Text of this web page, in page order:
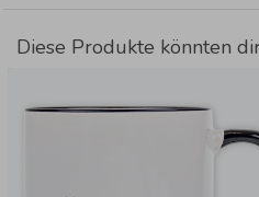
Gestaltung direkt im Editor
Versand & Lieferung:
Dein Unikat
Diese Produkte könnten